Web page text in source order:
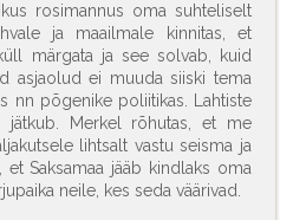
rosimannus oma suhteliselt
ja maailmale kinnitas, et
märgata ja see solvab, kuid
asjaolud ei muuda siiski tema
nn põgenike poliitikas. Lahtiste
jätkub. Merkel rõhutas, et me
lihtsalt vastu seisma ja
et Saksamaa jääb kindlaks oma
neile, kes seda väärivad.